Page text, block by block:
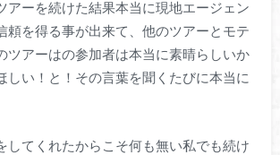
アーを続けた結果本当に現地エージェン
頼を得る事が出来て、他のツアーとモテ
ツアーはの参加者は本当に素晴らしいか
しい！と！その言葉を聞くたびに本当に
してくれたからこそ何も無い私でも続け